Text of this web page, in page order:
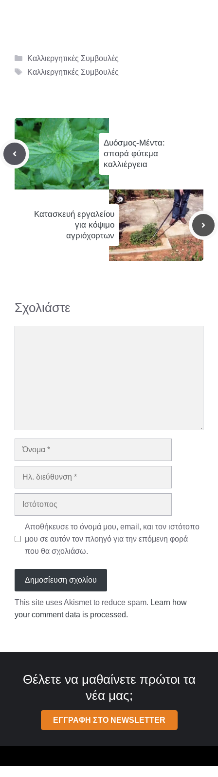
Κατηγορίες
Καλλιεργητικές Συμβουλές
Ετικέτες
Καλλιεργητικές Συμβουλές
Δυόσμος-Μέντα:
σπορά φύτεμα
καλλιέργεια
Κατασκευή εργαλείου
για κόψιμο
αγριόχορτων
Σχολιάστε
Όνομα
Ηλ.
Ιστότοπος
Αποθήκευσε το όνομά μου, email, και τον ιστότοπο
μου σε αυτόν τον πλοηγό για την επόμενη φορά
που θα σχολιάσω.
This site uses Akismet to reduce spam. Learn how
your comment data is processed.
Θέλετε να μαθαίνετε πρώτοι τα
νέα μας;
ΕΓΓΡΑΦΗ ΣΤΟ NEWSLETTER